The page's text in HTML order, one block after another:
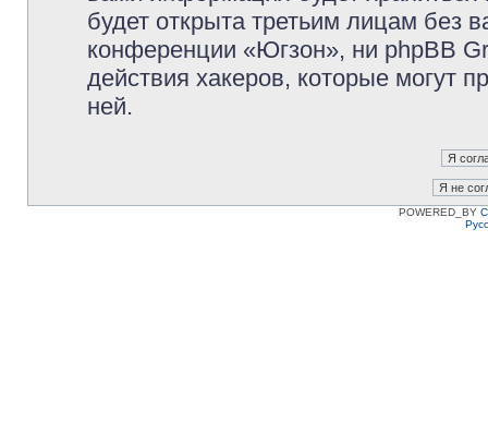
будет открыта третьим лицам без
конференции «Югзон», ни phpBB
действия хакеров, которые могут
ней.
POWERED_BY